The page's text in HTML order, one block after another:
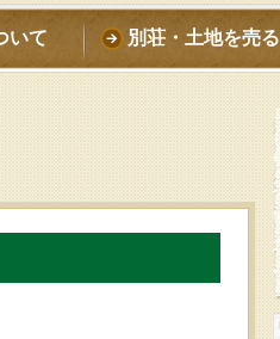
いて 別荘・土地を売る